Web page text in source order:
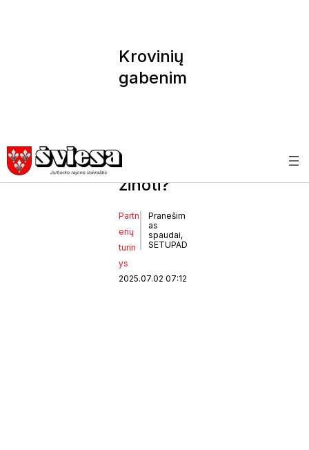
Krovinių
gabenim
svarbu
žinoti?
Partn
erių
turin
ys
Pranešim
as
spaudai,
SETUPAD
2025.07.02 07:12